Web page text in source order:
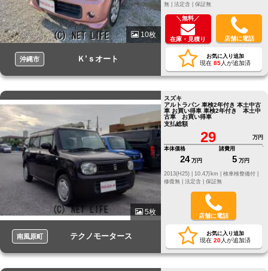
10枚
沖縄市 Ｋ’ｓオート
無 | 法定含 | 保証無
＼無料／
在庫・見積り 店舗に電話
お気に入り追加
現在 85人が追加済
5枚
南風原町 テクノモータース
スズキ
アルトラパン 車検2年付き 本土中古
車 お買い得車 車検2年付き 本土中
古車 お買い得車
支払総額
29
万円
本体価格
24 万円
諸費用
5 万円
修復無 | 法定含 | 保証無
店舗に電話
お気に入り追加
現在 20人が追加済